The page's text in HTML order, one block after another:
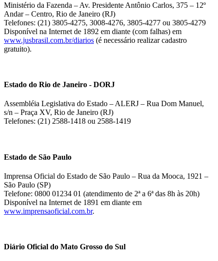
Ministério da Fazenda – Av. Presidente Antônio Carlos, 375 – 12º
Andar – Centro, Rio de Janeiro (RJ)
Telefones: (21) 3805-4275, 3008-4276, 3805-4277 ou 3805-4279
Disponível na Internet de 1892 em diante (com falhas) em
www.jusbrasil.com.br/diarios (é necessário realizar cadastro
gratuito).
Estado do Rio de Janeiro - DORJ
Assembléia Legislativa do Estado – ALERJ – Rua Dom Manuel,
s/n – Praça XV, Rio de Janeiro (RJ)
Telefones: (21) 2588-1418 ou 2588-1419
Estado de São Paulo
Imprensa Oficial do Estado de São Paulo – Rua da Mooca, 1921 –
São Paulo (SP)
Telefone: 0800 01234 01 (atendimento de 2ª a 6ª das 8h às 20h)
Disponível na Internet de 1891 em diante em
www.imprensaoficial.com.br.
Diário Oficial do Mato Grosso do Sul